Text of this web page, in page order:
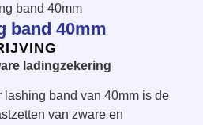
band 40mm
band 40mm
ladingzekering
lashing band van 40mm is de
van zware en